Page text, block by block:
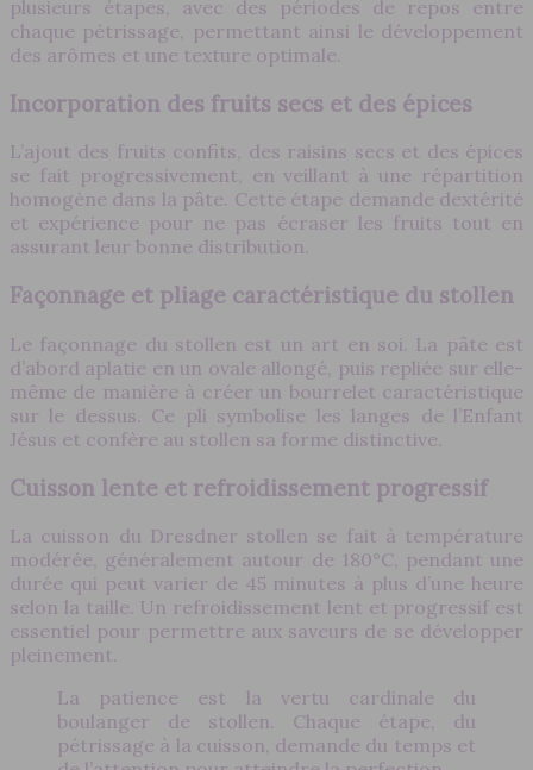
plusieurs étapes, avec des périodes de repos entre
chaque pétrissage, permettant ainsi le développement
des arômes et une texture optimale.
Incorporation des fruits secs et des épices
L’ajout des fruits confits, des raisins secs et des épices
se fait progressivement, en veillant à une répartition
homogène dans la pâte. Cette étape demande dextérité
et expérience pour ne pas écraser les fruits tout en
assurant leur bonne distribution.
Façonnage et pliage caractéristique du stollen
Le façonnage du stollen est un art en soi. La pâte est
d’abord aplatie en un ovale allongé, puis repliée sur elle-
même de manière à créer un bourrelet caractéristique
sur le dessus. Ce pli symbolise les langes de l’Enfant
Jésus et confère au stollen sa forme distinctive.
Cuisson lente et refroidissement progressif
La cuisson du Dresdner stollen se fait à température
modérée, généralement autour de 180°C, pendant une
durée qui peut varier de 45 minutes à plus d’une heure
selon la taille. Un refroidissement lent et progressif est
essentiel pour permettre aux saveurs de se développer
pleinement.
La patience est la vertu cardinale du
boulanger de stollen. Chaque étape, du
pétrissage à la cuisson, demande du temps et